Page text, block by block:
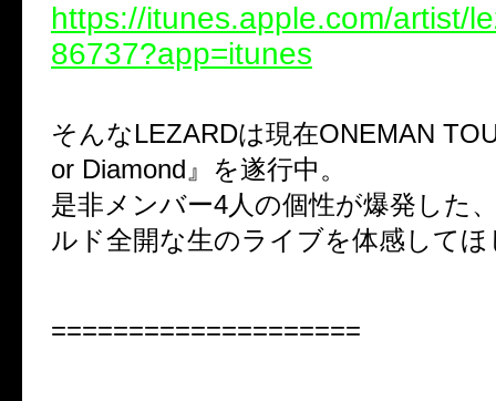
https://itunes.apple.com/artist/
86737?app=itunes
そんなLEZARDは現在ONEMAN
or Diamond』を遂行中。
是非メンバー4人の個性が爆発した
ルド全開な生のライブを体感してほ
====================